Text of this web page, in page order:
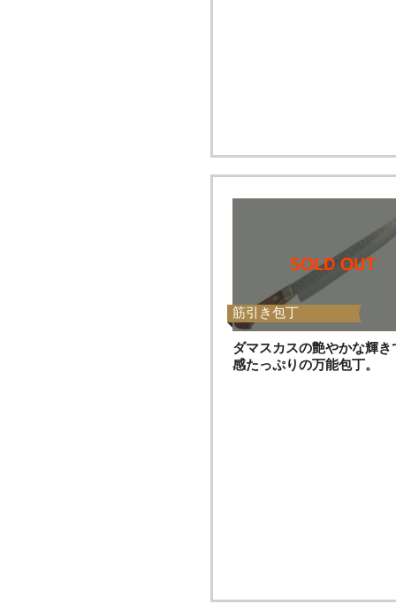
筋引き包丁
ダマスカスの艶やかな輝き
感たっぷりの万能包丁。